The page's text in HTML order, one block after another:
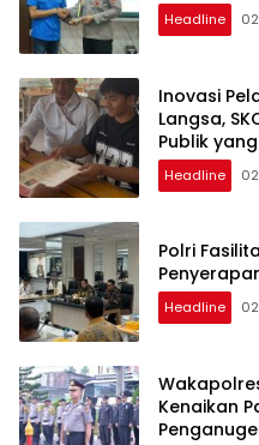
Headline
Inovasi
Langsa,
Publik
Headline
Polri
Headline
Kenaikan